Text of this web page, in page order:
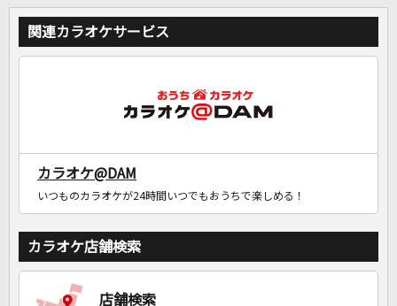
関連カラオケサービス
カラオケ@DAM
いつものカラオケが24時間いつでもおうちで楽しめる！
カラオケ店舗検索
店舗検索